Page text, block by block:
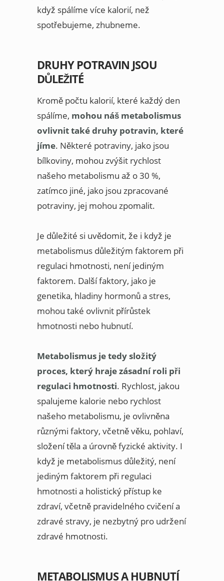
když spálíme více kalorií, než
spotřebujeme, zhubneme.
DRUHY POTRAVIN JSOU
DŮLEŽITÉ
Kromě počtu kalorií, které každý den
spálíme, mohou náš metabolismus
ovlivnit také druhy potravin, které
jíme. Některé potraviny, jako jsou
bílkoviny, mohou zvýšit rychlost
našeho metabolismu až o 30 %,
zatímco jiné, jako jsou zpracované
potraviny, jej mohou zpomalit.
Je důležité si uvědomit, že i když je
metabolismus důležitým faktorem při
regulaci hmotnosti, není jediným
faktorem. Další faktory, jako je
genetika, hladiny hormonů a stres,
mohou také ovlivnit přírůstek
hmotnosti nebo hubnutí.
Metabolismus je tedy složitý
proces, který hraje zásadní roli při
regulaci hmotnosti. Rychlost, jakou
spalujeme kalorie nebo rychlost
našeho metabolismu, je ovlivněna
různými faktory, včetně věku, pohlaví,
složení těla a úrovně fyzické aktivity. I
když je metabolismus důležitý, není
jediným faktorem při regulaci
hmotnosti a holistický přístup ke
zdraví, včetně pravidelného cvičení a
zdravé stravy, je nezbytný pro udržení
zdravé hmotnosti.
METABOLISMUS A HUBNUTÍ